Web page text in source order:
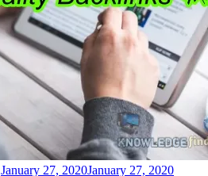
January 27, 2020January 27, 2020